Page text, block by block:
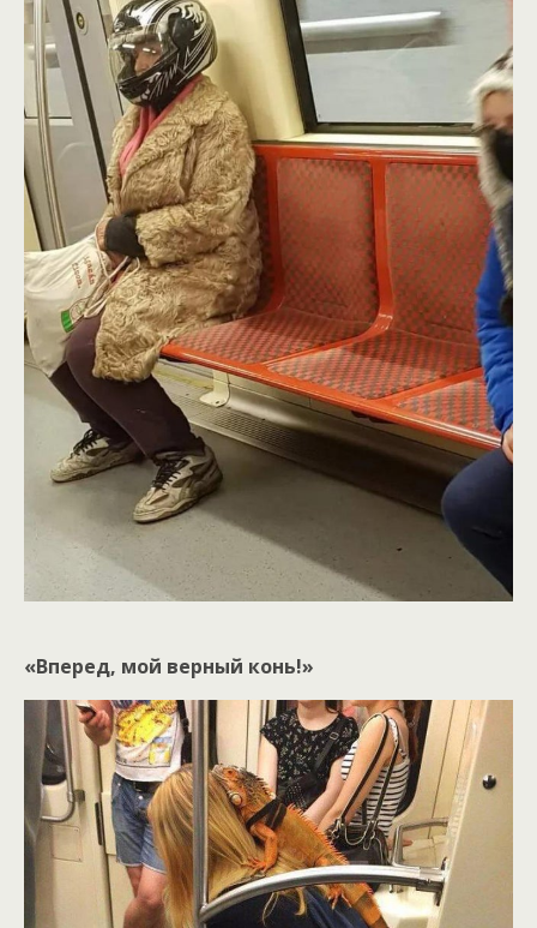
«Вперед, мой верный конь!»